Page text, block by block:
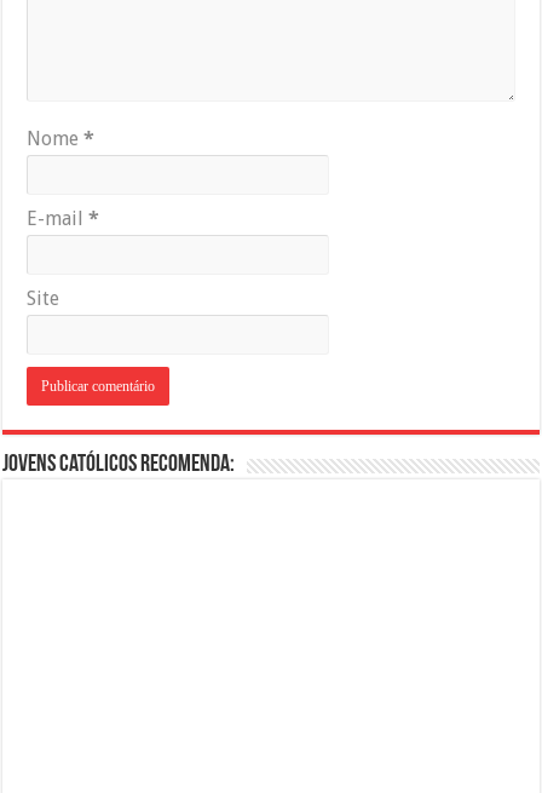
Nome*
E-mail*
Site
Jovens Católicos Recomenda: